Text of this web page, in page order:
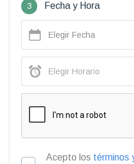
3 Fecha y Hora
Acepto los términos